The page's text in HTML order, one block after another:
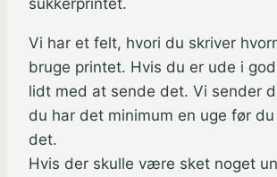
Vi har et felt, hvori du skriver
bruge printet. Hvis du er ude i
lidt med at sende det. Vi sender
du har det minimum en uge før
det.
Hvis der skulle være sket noget